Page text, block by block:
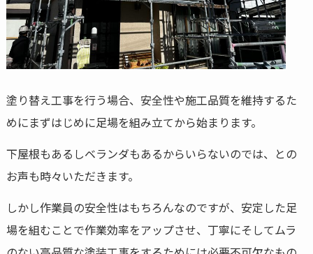
塗り替え工事を行う場合、安全性や施工品質を維持するた
めにまずはじめに足場を組み立てから始まります。
下屋根もあるしベランダもあるからいらないのでは、との
お声も時々いただきます。
しかし作業員の安全性はもちろんなのですが、安定した足
場を組むことで作業効率をアップさせ、丁寧にそしてムラ